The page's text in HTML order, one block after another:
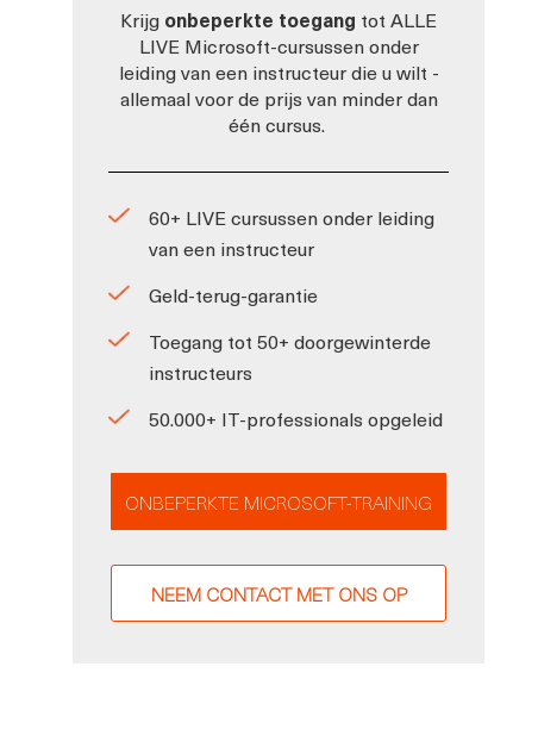
Krijg onbeperkte toegang tot ALLE
LIVE Microsoft-cursussen onder
leiding van een instructeur die u wilt -
allemaal voor de prijs van minder dan
één cursus.
60+ LIVE cursussen onder leiding
van een instructeur
Geld-terug-garantie
Toegang tot 50+ doorgewinterde
instructeurs
50.000+ IT-professionals opgeleid
ONBEPERKTE MICROSOFT-TRAINING
NEEM CONTACT MET ONS OP